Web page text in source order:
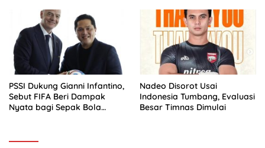
PSSI Dukung Gianni Infantino,
Sebut FIFA Beri Dampak
Nyata bagi Sepak Bola
Nadeo Disorot Usai
Indonesia Tumbang, Evaluasi
Besar Timnas Dimulai